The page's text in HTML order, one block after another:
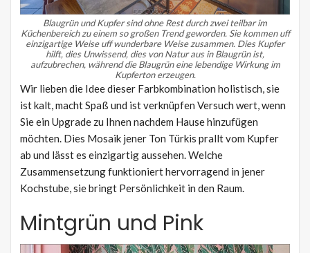
Blaugrün und Kupfer sind ohne Rest durch zwei teilbar im
Küchenbereich zu einem so großen Trend geworden. Sie kommen uff
einzigartige Weise uff wunderbare Weise zusammen. Dies Kupfer
hilft, dies Unwissend, dies von Natur aus in Blaugrün ist,
aufzubrechen, während die Blaugrün eine lebendige Wirkung im
Kupferton erzeugen.
Wir lieben die Idee dieser Farbkombination holistisch, sie
ist kalt, macht Spaß und ist verknüpfen Versuch wert, wenn
Sie ein Upgrade zu Ihnen nachdem Hause hinzufügen
möchten. Dies Mosaik jener Ton Türkis prallt vom Kupfer
ab und lässt es einzigartig aussehen. Welche
Zusammensetzung funktioniert hervorragend in jener
Kochstube, sie bringt Persönlichkeit in den Raum.
Mintgrün und Pink